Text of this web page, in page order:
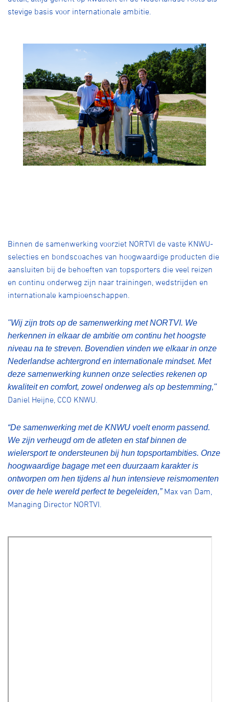
stevige basis voor internationale ambitie.
Binnen de samenwerking voorziet NORTVI de vaste KNWU-
selecties en bondscoaches van hoogwaardige producten die
aansluiten bij de behoeften van topsporters die veel reizen
en continu onderweg zijn naar trainingen, wedstrijden en
internationale kampioenschappen.
"Wij zijn trots op de samenwerking met NORTVI. We
herkennen in elkaar de ambitie om continu het hoogste
niveau na te streven. Bovendien vinden we elkaar in onze
Nederlandse achtergrond en internationale mindset. Met
deze samenwerking kunnen onze selecties rekenen op
kwaliteit en comfort, zowel onderweg als op bestemming,"
Daniel Heijne, CCO KNWU.
“De samenwerking met de KNWU voelt enorm passend.
We zijn verheugd om de atleten en staf binnen de
wielersport te ondersteunen bij hun topsportambities. Onze
hoogwaardige bagage met een duurzaam karakter is
ontworpen om hen tijdens al hun intensieve reismomenten
over de hele wereld perfect te begeleiden,”Max van Dam,
Managing Director NORTVI